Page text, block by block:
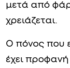
μετά από
χρειάζεται.
Ο πόνος που
έχει προφανή